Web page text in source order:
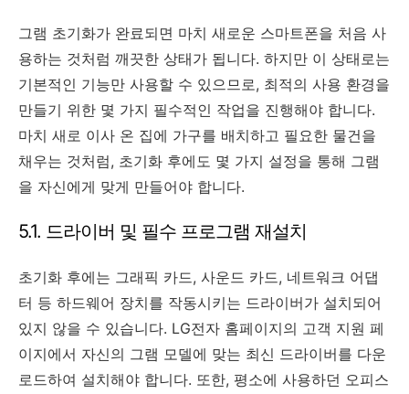
그램 초기화가 완료되면 마치 새로운 스마트폰을 처음 사
용하는 것처럼 깨끗한 상태가 됩니다. 하지만 이 상태로는
기본적인 기능만 사용할 수 있으므로, 최적의 사용 환경을
만들기 위한 몇 가지 필수적인 작업을 진행해야 합니다.
마치 새로 이사 온 집에 가구를 배치하고 필요한 물건을
채우는 것처럼, 초기화 후에도 몇 가지 설정을 통해 그램
을 자신에게 맞게 만들어야 합니다.
5.1. 드라이버 및 필수 프로그램 재설치
초기화 후에는 그래픽 카드, 사운드 카드, 네트워크 어댑
터 등 하드웨어 장치를 작동시키는 드라이버가 설치되어
있지 않을 수 있습니다. LG전자 홈페이지의 고객 지원 페
이지에서 자신의 그램 모델에 맞는 최신 드라이버를 다운
로드하여 설치해야 합니다. 또한, 평소에 사용하던 오피스